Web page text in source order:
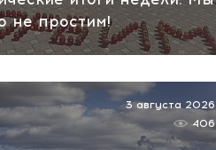
не простим!
3 августа 2026
406